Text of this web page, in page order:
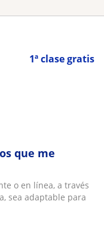
1ª clase gratis
que me
o en línea, a través
sea adaptable para